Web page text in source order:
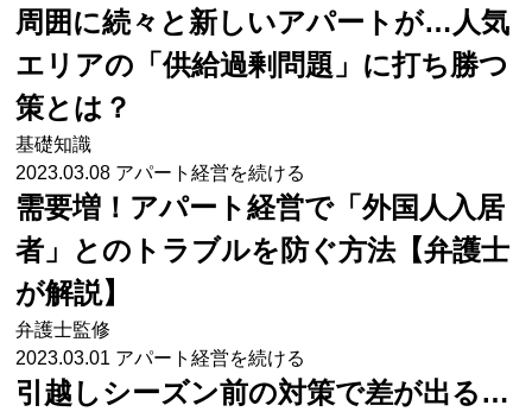
周囲に続々と新しいアパートが…人気
エリアの「供給過剰問題」に打ち勝つ
策とは？
基礎知識
2023.03.08 アパート経営を続ける
需要増！アパート経営で「外国人入居
者」とのトラブルを防ぐ方法【弁護士
が解説】
弁護士監修
2023.03.01 アパート経営を続ける
引越しシーズン前の対策で差が出る…